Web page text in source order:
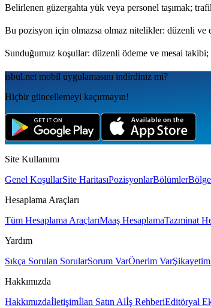
Belirlenen güzergahta yük veya personel taşımak;
Bu pozisyon için olmazsa olmaz nitelikler: düzenli ve
Sunduğumuz koşullar: düzenli ödeme ve mesai
isbul.net mobil uygulamаsını indirdiniz mi?
Hiçbir güncellemeyi kaçırmayın!
Site Kullanımı
Genel KoşullarSite HaritasıPozisyonlarBölümler
Hesaplama Araçları
Tüm Hesaplama AraçlarıMaaş HesaplamaTazminat
Yardım
Sıkça Sorulan SorularSorum VarÖnerim Var
Hakkımızda
Hakkımızdaİletişimİlan Satın Alİş RehberiEditöryal